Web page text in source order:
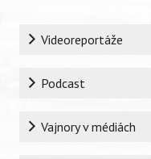
RubrikaVideoreportáže
Podcast
Vajnory v médiách